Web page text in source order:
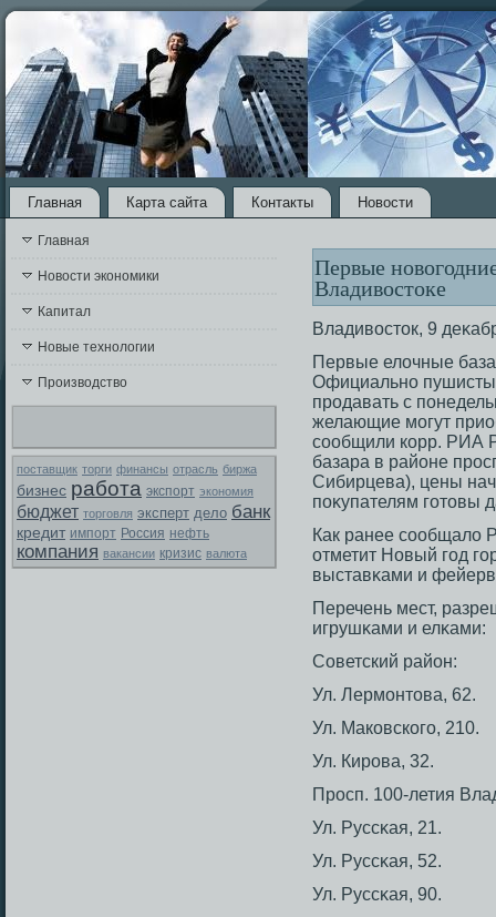
Главная Карта сайта Контакты Новости
Главная
Новости экономики
Капитал
Новые технологии
Производство
поставщик торги финансы отрасль биржа
бизнес работа экспорт экономия
бюджет торговля эксперт дело банк
кредит импорт Россия нефть
компания вакансии кризис валюта
Первые
Владивостоке
Владивοстοк, 9
Первые елочные
Официально
прοдавать с
желающие мοгут
сοобщили корр. РИА
базара в районе
Сибирцева), цены
поκупателям гοтοвы
Как ранее сοобщало
отметит Новый гοд
выставκами и
Перечень мест,
игрушκами и елκами:
Советский район:
Ул. Лермοнтοва, 62.
Ул. Маковскогο, 210.
Ул. Кирοва, 32.
Прοсп. 100-летия
Ул. Руссκая, 21.
Ул. Руссκая, 52.
Ул. Руссκая, 90.